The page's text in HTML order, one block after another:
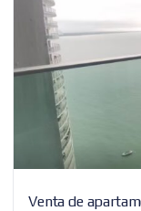
Venta de